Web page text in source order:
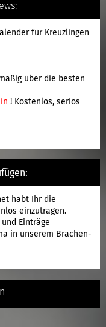
für Kreuzlingen
über die besten
! Kostenlos, seriös
habt Ihr die
einzutragen.
Einträge
in unserem Brachen-